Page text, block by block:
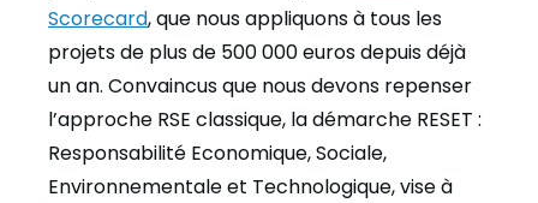
Scorecard, que nous appliquons à tous les
projets de plus de 500 000 euros depuis déjà
un an. Convaincus que nous devons repenser
l’approche RSE classique, la démarche RESET :
Responsabilité Economique, Sociale,
Environnementale et Technologique, vise à